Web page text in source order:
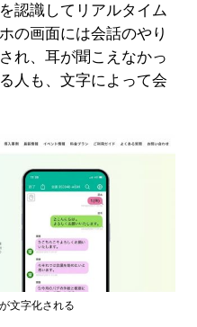
認識してリアルタイム
の画面には会話のやり
れ、耳が聞こえなかっ
人も、文字によって会
文字化される